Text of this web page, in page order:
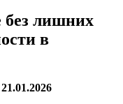
без лишних
в
21.01.2026